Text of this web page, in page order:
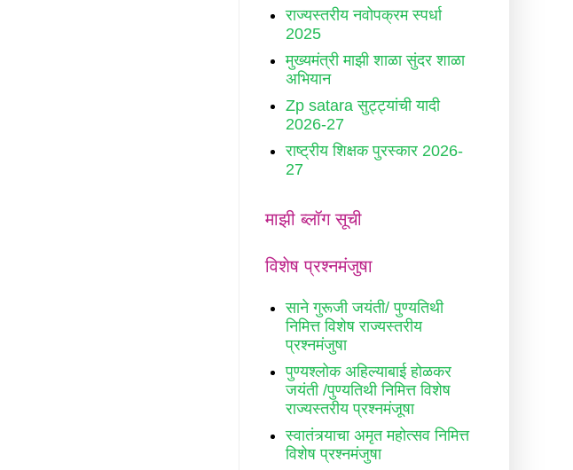
राज्यस्तरीय नवोपक्रम स्पर्धा
2025
मुख्यमंत्री माझी शाळा सुंदर शाळा
अभियान
Zp satara सुट्ट्यांची यादी
2026-27
राष्ट्रीय शिक्षक पुरस्कार 2026-
27
माझी ब्लॉग सूची
विशेष प्रश्नमंजुषा
साने गुरूजी जयंती/ पुण्यतिथी
निमित्त विशेष राज्यस्तरीय
प्रश्नमंजुषा
पुण्यश्लोक अहिल्याबाई होळकर
जयंती /पुण्यतिथी निमित्त विशेष
राज्यस्तरीय प्रश्नमंजूषा
स्वातंत्र्याचा अमृत महोत्सव निमित्त
विशेष प्रश्नमंजुषा